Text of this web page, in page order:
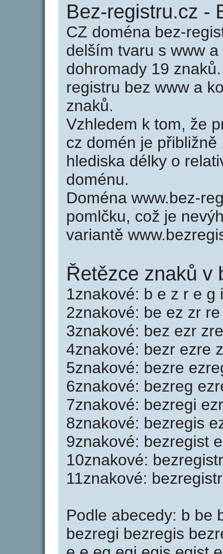
Bez-registru.cz -
CZ doména bez-
delším tvaru s www
dohromady 19
registru bez www a
znaků.
Vzhledem k tom, že
cz domén je
hlediska délky o
doménu.
Doména www.bez-
pomlčku, což je
variantě
Řetězce znaků v
1znakové: b e z r e g
2znakové: be ez zr
3znakové: bez ezr
4znakové: bezr ezre
5znakové: bezre
6znakové: bezreg
7znakové: bezregi
8znakové: bezregis
9znakové: bezregist
10znakové:
11znakové:
Podle abecedy: b be
bezregi bezregis